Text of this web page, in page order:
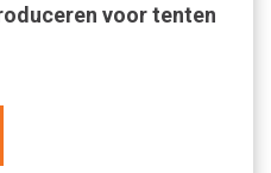
voor tenten